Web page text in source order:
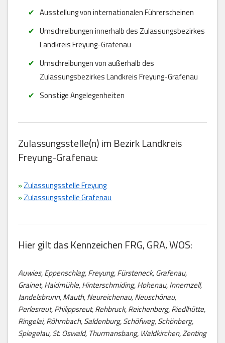
Ausstellung von internationalen Führerscheinen
Umschreibungen innerhalb des Zulassungsbezirkes
Landkreis Freyung-Grafenau
Umschreibungen von außerhalb des
Zulassungsbezirkes Landkreis Freyung-Grafenau
Sonstige Angelegenheiten
Zulassungsstelle(n) im Bezirk Landkreis
Freyung-Grafenau:
»Zulassungsstelle Freyung
»Zulassungsstelle Grafenau
Hier gilt das Kennzeichen FRG, GRA, WOS:
Auwies, Eppenschlag, Freyung, Fürsteneck, Grafenau,
Grainet, Haidmühle, Hinterschmiding, Hohenau, Innernzell,
Jandelsbrunn, Mauth, Neureichenau, Neuschönau,
Perlesreut, Philippsreut, Rehbruck, Reichenberg, Riedlhütte,
Ringelai, Röhrnbach, Saldenburg, Schöfweg, Schönberg,
Spiegelau, St. Oswald, Thurmansbang, Waldkirchen, Zenting